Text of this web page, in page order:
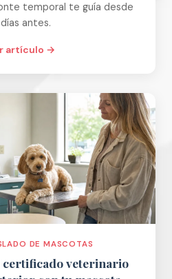
temporal te guía desde
antes.
artículo →
DE MASCOTAS
certificado veterinario